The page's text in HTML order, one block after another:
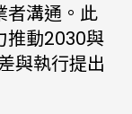
者溝通。此
推動2030與
與執行提出